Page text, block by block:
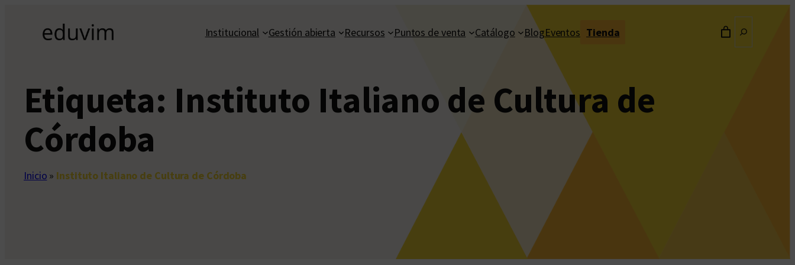
contenido
Institucional Gestión abierta Recursos Puntos de venta Catálogo BlogEventos Tienda
Etiqueta: Instituto Italiano de Cultura de
Córdoba
Inicio » Instituto Italiano de Cultura de Córdoba